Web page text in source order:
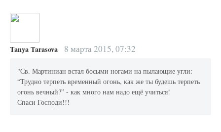
Tanya Tarasova 8 марта 2015, 07:32
"Св. Мартиниан встал босыми ногами на пылающие угли:
“Трудно терпеть временный огонь, как же ты будешь терпеть
огонь вечный?” - как много нам надо ещё учиться!
Спаси Господи!!!